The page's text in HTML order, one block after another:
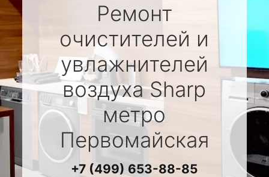
Ремонт
очистителей и
увлажнителей
воздухаSharp
метро
Первомайская
+7 (499) 653-88-85